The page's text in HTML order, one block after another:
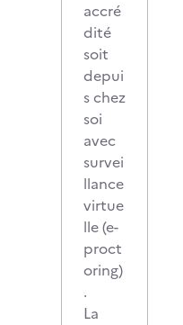
accré
dité
soit
depui
s chez
soi
avec
survei
llance
virtue
lle (e-
proct
oring)
.
La